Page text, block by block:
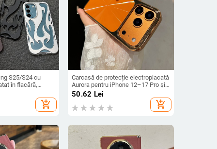
S25/S24 cu
în flacără,
cu
A55
add_shopping_cart
Carcasă de protecție electroplacată
Aurora pentru iPhone 12–17 Pro și
Pro Max, acoperire completă, anti-
șoc
50.62 Lei
add_shopping_cart